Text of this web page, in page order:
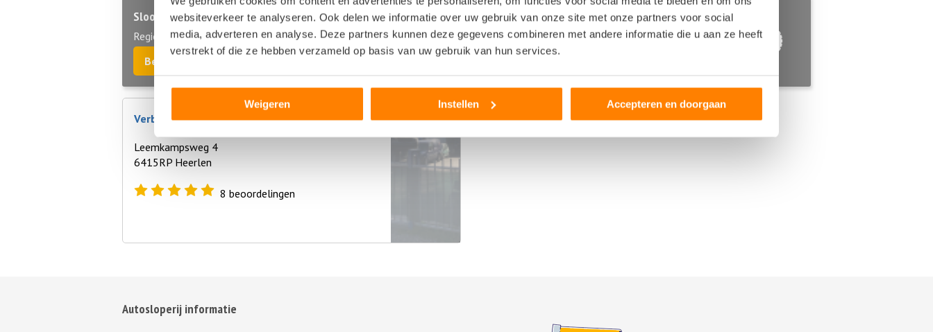
websiteverkeer te analyseren. Ook delen we informatie over uw gebruik van onze site met onze partners voor social
media, adverteren en analyse. Deze partners kunnen deze gegevens combineren met andere informatie die u aan ze heeft
verstrekt of die ze hebben verzameld op basis van uw gebruik van hun services.
Weigeren Instellen Accepteren en doorgaan
Sloopauto ophaalservice
Regio Limburg
Bel direct 06 299 666 24
Gebruikte auto onderdelen
Regio Limburg
Verboom Autorecycling Heerlen BV
Leemkampsweg 4
6415RP Heerlen
8 beoordelingen
Autosloperij informatie